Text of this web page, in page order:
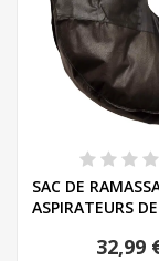
SAC DE
ASPIRATEURS
32,99